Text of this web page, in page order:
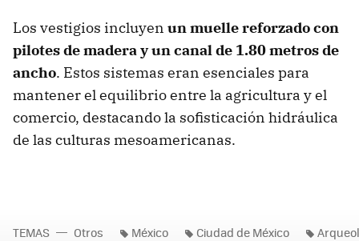
Los vestigios incluyen un muelle reforzado con
pilotes de madera y un canal de 1.80 metros de
ancho. Estos sistemas eran esenciales para
mantener el equilibrio entre la agricultura y el
comercio, destacando la sofisticación hidráulica
de las culturas mesoamericanas.
TEMAS Otros México Ciudad de México